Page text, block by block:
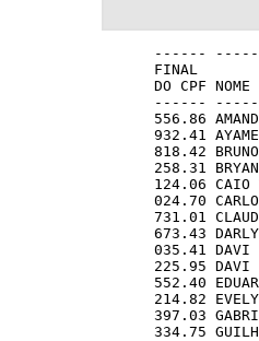
------
      FINAL
DO CPF NOME
------
556.86
932.41
818.42
258.31
124.06 CAIO
024.70
731.01
673.43
035.41 DAVI
225.95 DAVI
552.40
214.82
397.03
334.75